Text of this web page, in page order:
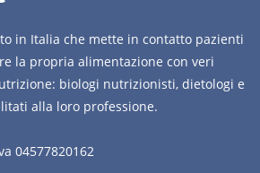
in Italia che mette in contatto pazienti
la propria alimentazione con veri
biologi nutrizionisti, dietologi e
alla loro professione.
04577820162